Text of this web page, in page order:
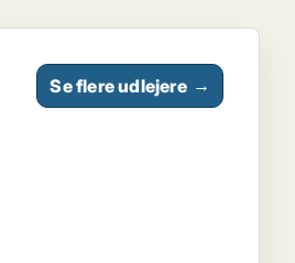
Se flere udlejere →